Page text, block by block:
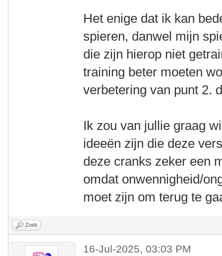
Het enige dat ik kan
spieren, danwel mijn
die zijn hierop niet
training beter moeten
verbetering van punt 2.
Ik zou van jullie graag
ideeën zijn die deze
deze cranks zeker een
omdat onwennigheid/
moet zijn om terug te
Zoek
16-Jul-2025, 03:03 PM